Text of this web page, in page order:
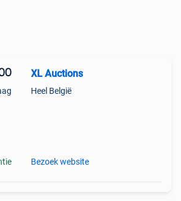
XL Auctions
Heel België
Bezoek website